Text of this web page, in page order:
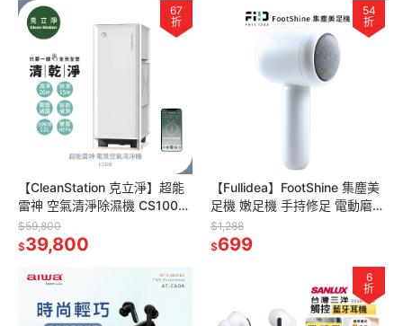
67
折
【CleanStation 克立淨】超能
雷神 空氣清淨除濕機 CS100
慕白 除濕旗艦款 電漿清淨+智
能除濕 雙機一體
$59,800
$39,800
54
折
【Fullidea】FootShine 集塵美
足機 嫩足機 手持修足 電動磨腳
皮機 腳皮 角質 去死皮 足部保
養 去老繭
$1,288
$699
6
折